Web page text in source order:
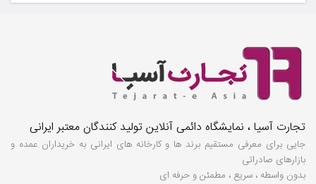
تجارت آسیا ، نمایشگاه دائمی آنلاین تولید کنندگان معتبر ایرانی
جایی برای معرفی مستقیم برند ها و کارخانه های ایرانی به خریداران عمده و
بازارهای صادراتی
بدون واسطه ، سریع ، مطمئن و حرفه ای